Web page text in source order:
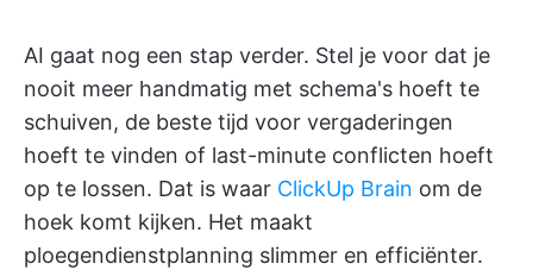
AI gaat nog een stap verder. Stel je voor dat je
nooit meer handmatig met schema's hoeft te
schuiven, de beste tijd voor vergaderingen
hoeft te vinden of last-minute conflicten hoeft
op te lossen. Dat is waar ClickUp Brain om de
hoek komt kijken. Het maakt
ploegendienstplanning slimmer en efficiënter.